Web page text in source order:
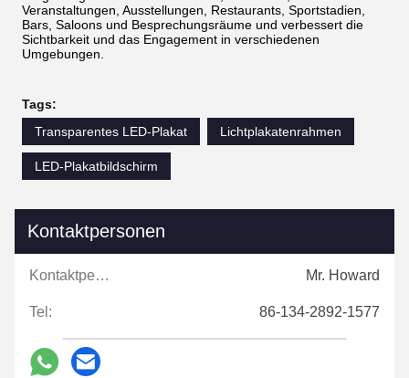
Veranstaltungen, Ausstellungen, Restaurants, Sportstadien,
Bars, Saloons und Besprechungsräume und verbessert die
Sichtbarkeit und das Engagement in verschiedenen
Umgebungen.
Tags:
Transparentes LED-Plakat
Lichtplakatenrahmen
LED-Plakatbildschirm
Kontaktpersonen
Kontaktpersonen: Mr. Howard
Tel: 86-134-2892-1577